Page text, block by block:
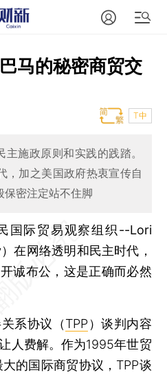
马的秘密商贸交
T中
施政原则和实践的践踏。
，加之美国政府热衷宣传自
保密注定站不住脚
国际贸易观察组织--Lori
在网络透明和民主时代，
诚布公，这是正确而必然
系协议（TPP ）谈判内容
人费解。作为1995年世贸
的国际商贸协议，TPP谈